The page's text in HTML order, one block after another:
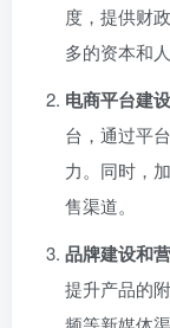
度，提供财
多的资本和
电商平台建设
台，通过平
力。同时，
售渠道。
品牌建设和
提升产品的